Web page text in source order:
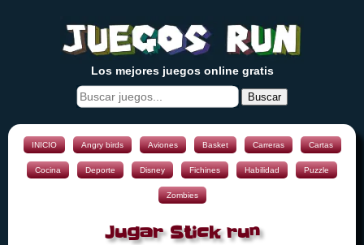
Los mejores juegos online gratis
Buscar
INICIO Angry birds Aviones Basket Carreras Cartas
Cocina Deporte Disney Fichines Habilidad Puzzle
Zombies
Jugar Stick run